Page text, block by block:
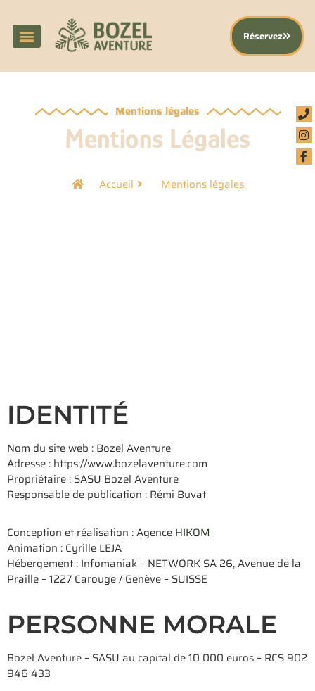
Réservez
Mentions légales
Mentions Légales
Accueil Mentions légales
IDENTITÉ
Nom du site web : Bozel Aventure
Adresse : https://www.bozelaventure.com
Propriétaire : SASU Bozel Aventure
Responsable de publication : Rémi Buvat
Conception et réalisation : Agence HIKOM
Animation : Cyrille LEJA
Hébergement : Infomaniak – NETWORK SA 26, Avenue de la
Praille – 1227 Carouge / Genève – SUISSE
PERSONNE MORALE
Bozel Aventure – SASU au capital de 10 000 euros – RCS 902
946 433